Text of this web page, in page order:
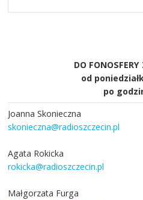
DO
od
po
Joanna Skonieczna
skonieczna@radioszczecin.pl
Agata Rokicka
rokicka@radioszczecin.pl
Małgorzata Furga